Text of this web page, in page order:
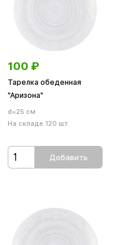
100 ₽
Тарелка обеденная
"Аризона"
d=25 см
На складе 120 шт.
Добавить